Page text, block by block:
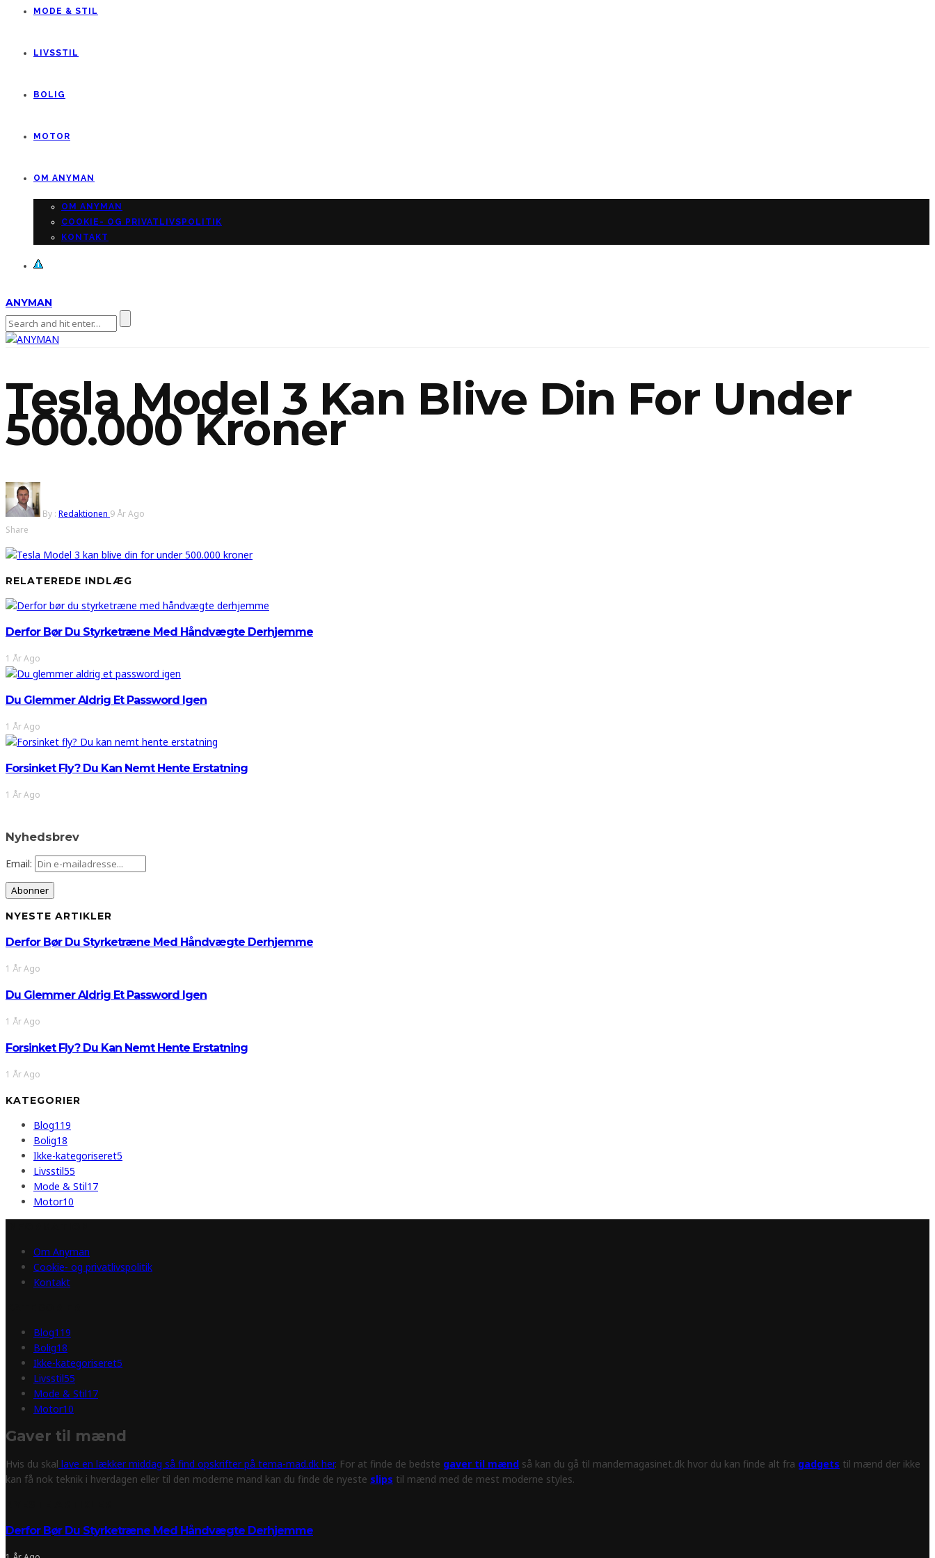
MODE & STIL
LIVSSTIL
BOLIG
MOTOR
OM ANYMAN
OM ANYMAN
COOKIE- OG PRIVATLIVSPOLITIK
KONTAKT
ANYMAN
Tesla Model 3 Kan Blive Din For Under
500.000 Kroner
By : Redaktionen 9 År Ago
Share
RELATEREDE INDLÆG
Derfor Bør Du Styrketræne Med Håndvægte Derhjemme
1 År Ago
Du Glemmer Aldrig Et Password Igen
1 År Ago
Forsinket Fly? Du Kan Nemt Hente Erstatning
1 År Ago
Nyhedsbrev
Email:
NYESTE ARTIKLER
Derfor Bør Du Styrketræne Med Håndvægte Derhjemme
1 År Ago
Du Glemmer Aldrig Et Password Igen
1 År Ago
Forsinket Fly? Du Kan Nemt Hente Erstatning
1 År Ago
KATEGORIER
Blog119
Bolig18
Ikke-kategoriseret5
Livsstil55
Mode & Stil17
Motor10
Om Anyman
Cookie- og privatlivspolitik
Kontakt
Blog119
Bolig18
Ikke-kategoriseret5
Livsstil55
Mode & Stil17
Motor10
Gaver til mænd
Hvis du skal lave en lækker middag så find opskrifter på tema-mad.dk her. For at finde de bedste gaver til mænd så kan du gå til mandemagasinet.dk hvor du kan finde alt fra gadgets til mænd der ikke
kan få nok teknik i hverdagen eller til den moderne mand kan du finde de nyeste slips til mænd med de mest moderne styles.
Derfor Bør Du Styrketræne Med Håndvægte Derhjemme